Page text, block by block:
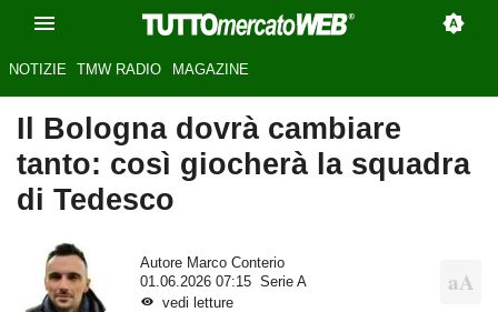
NOTIZIE TMW RADIO MAGAZINE
Il Bologna dovrà cambiare
tanto: così giocherà la squadra
di Tedesco
Autore Marco Conterio
01.06.2026 07:15
Serie A
vedi letture